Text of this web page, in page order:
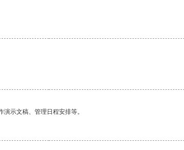
示文稿、管理日程安排等。